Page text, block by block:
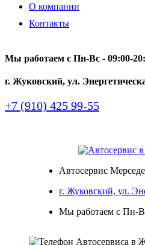
О компании
Контакты
Мы работаем с Пн-Вc - 09:00-
г. Жуковский, ул.
+7 (910) 425 99-55
Автосервис
г. Жуковский, ул.
Мы работаем с Пн-